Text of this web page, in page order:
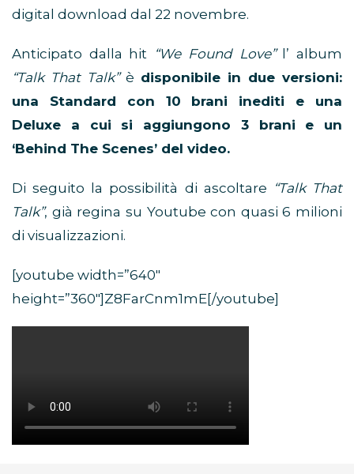
digital download dal 22 novembre.
Anticipato dalla hit “We Found Love”l’ album
“Talk That Talk”è disponibile in due versioni:
una Standard con 10 brani inediti e una
Deluxe a cui si aggiungono 3 brani e un
‘Behind The Scenes’ del video.
Di seguito la possibilità di ascoltare “Talk That
Talk”, già regina su Youtube con quasi 6 milioni
di visualizzazioni.
[youtube width=”640″
height=”360″]Z8FarCnm1mE[/youtube]